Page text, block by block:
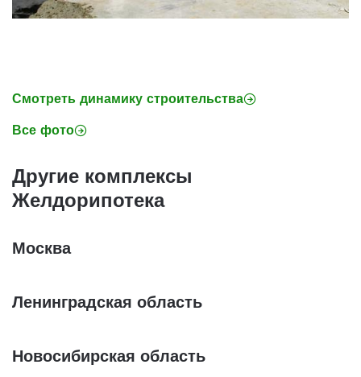
Смотреть динамику строительства
Все фото
Другие комплексы
Желдорипотека
Москва
Ленинградская область
Новосибирская область